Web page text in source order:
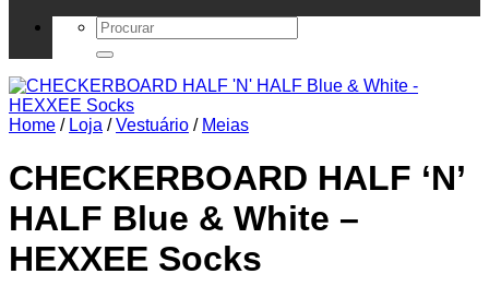
Search
for:
Home / Loja / Vestuário / Meias
CHECKERBOARD HALF ‘N’
HALF Blue & White –
HEXXEE Socks